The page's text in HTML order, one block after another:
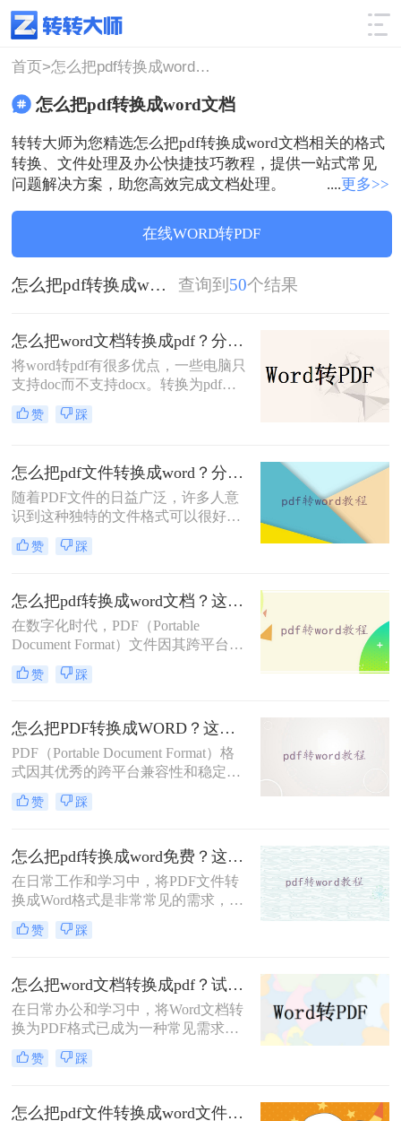
使用技巧 筛选
首页> 怎么把pdf转换成word文档
怎么把pdf转换成word文档
转转大师为您精选怎么把pdf转换成word文档相关的格式
转换、文件处理及办公快捷技巧教程，提供一站式常见
问题解决方案，助您高效完成文档处理。
....更多>>
在线WORD转PDF
怎么把pdf转换成word文档 查询到 50个结果
怎么把word文档转换成pdf？分享二个简单方法！
将word转pdf有很多优点，一些电脑只
支持doc而不支持docx。转换为pdf
后，您可以使用pdf软件而不是word打
开它。此外，当您向其他人发送word
文档转换成pdf呢？下面就来给大家具
体讲讲。
赞 踩
怎么把pdf文件转换成word？分享一种简单方法~
随着PDF文件的日益广泛，许多人意
识到这种独特的文件格式可以很好地
保护里面的数据和数据，但当需要修
改时却很难下手。想要修改PDF文
word，在Word文档上面修改，那么怎
么把pdf文件转换成word呢？下面一起
看看这个方法吧。
赞 踩
怎么把pdf转换成word文档？这四种转换方法快来看！
在数字化时代，PDF（Portable
Document Format）文件因其跨平台兼
容性和保护文档内容不被轻易修改的
特性而广受欢迎。然而，在某些情况
Word文档（.docx或.doc），以便进行
编辑、修改或格式调整。那么怎么把
pdf转换成word文档呢？本文将详细介
绍几种将PDF转换成Word文档的方
法，帮助您轻松完成这一任务。
赞 踩
怎么把PDF转换成WORD？这三种转换方法快来看！
PDF（Portable Document Format）格
式因其优秀的跨平台兼容性和稳定的
文档展示效果，在日常生活和工作中
被广泛使用。然而，当我们需要对
时，便需要将其转换为Word（DOC或
DOCX）格式。那么怎么把PDF转换
成WORD呢？下面，我将详细介绍几
种将PDF转换成Word文档的方法。
赞 踩
怎么把pdf转换成word免费？这3个方法可以一试！
在日常工作和学习中，将PDF文件转
换成Word格式是非常常见的需求，尤
其是在需要编辑和修改文档内容时。
那么怎么把pdf转换成word免费呢？本
助您轻松完成PDF到Word的转换。
赞 踩
怎么把word文档转换成pdf？试试这4种实用方法！
在日常办公和学习中，将Word文档转
换为PDF格式已成为一种常见需求。
PDF（Portable Document Format）因
其跨平台兼容性、保持文档格式不变
那么怎么把word文档转换成pdf呢？本
赞 踩
怎么把pdf文件转换成word文件？这3种转换方法很简单！